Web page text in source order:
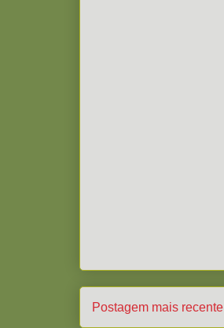
Postagem mais recente